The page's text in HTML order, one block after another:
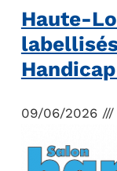
Haute-
09/06/2026